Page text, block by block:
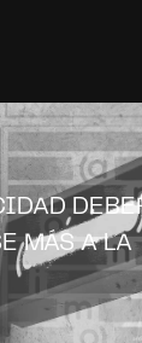
MÁS A LA